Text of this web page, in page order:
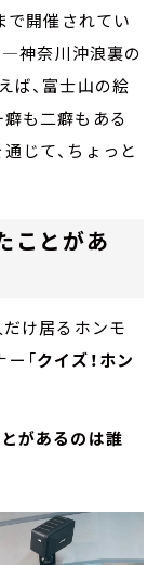
で開催されてい
―神奈川沖浪裏の
ば、富士山の絵
も二癖もある
じて、ちょっと
ことがあ
け居るホンモ
「クイズ！ホン
があるのは誰